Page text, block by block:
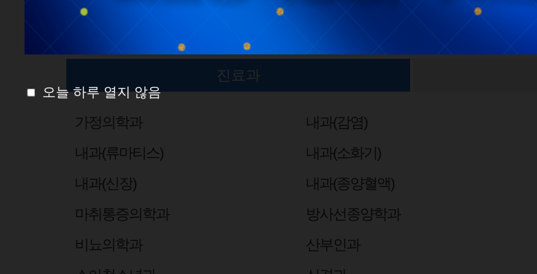
진료과
가정의학과 내과(감염)
내과(류마티스)
내과(소화기)
내과(신장)
내과(종양혈액)
마취통증의학과
방사선종양학과
비뇨의학과
산부인과
오늘 하루 열지 않음